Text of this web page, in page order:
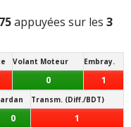
appuyées sur les 3
Volant Moteur Embray.
0 1
Transm. (Diff./BDT)
0 1